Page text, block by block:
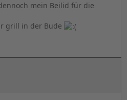
mein Beilid für die
grill in der Bude